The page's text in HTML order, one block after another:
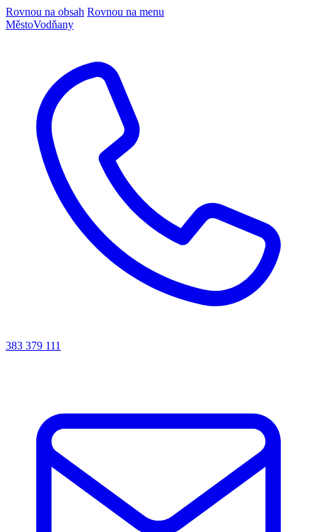
Rovnou na obsah Rovnou na menu
MěstoVodňany
383 379 111